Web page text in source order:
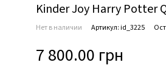
Kinder Joy Harry Potter
Нет в наличии Артикул: id_3225
7 800.00 грн